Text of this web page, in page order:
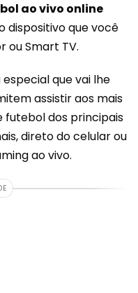
ao vivo online
dispositivo que você
ou Smart TV.
que vai lhe
assistir aos mais
dos principais
direto do celular ou
ao vivo.